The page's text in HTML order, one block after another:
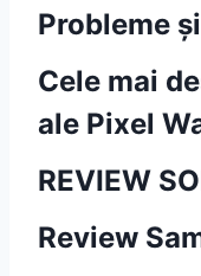
Probleme
Cele mai
ale Pixel
REVIEW
Review